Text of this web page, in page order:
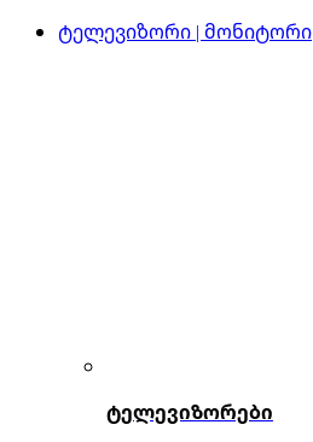
ტელევიზორი | მონიტორი
ტელევიზორები